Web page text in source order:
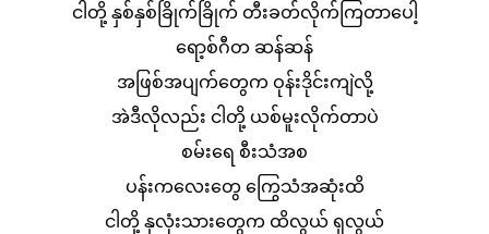
ငါတို့ နှစ်နှစ်ခြိုက်ခြိုက် တီးခတ်လိုက်ကြတာပေါ့
ရော့စ်ဂီတ ဆန်ဆန်
အဖြစ်အပျက်တွေက ဝုန်းဒိုင်းကျဲလို့
အဲဒီလိုလည်း ငါတို့ ယစ်မူးလိုက်တာပဲ
စမ်းရေ စီးသံအစ
ပန်းကလေးတွေ ကြွေသံအဆုံးထိ
ငါတို့ နှလုံးသားတွေက ထိလွယ် ရှလွယ်